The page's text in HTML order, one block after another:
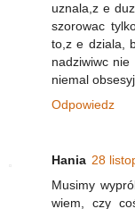
uznala,z e
szorowac
to,z e dziala,
nadziwiwc
niemal
Odpowiedz
Hania 28
Musimy
wiem, czy